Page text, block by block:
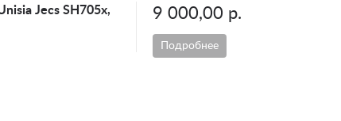
Jecs SH705x,
9 000,00 р.
Подробнее